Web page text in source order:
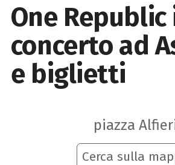
One Republic
concerto ad
e biglietti
piazza
Cerca sulla